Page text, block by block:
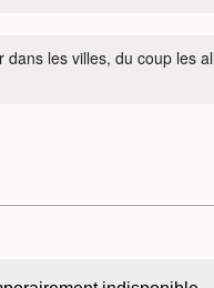
les villes, du coup les